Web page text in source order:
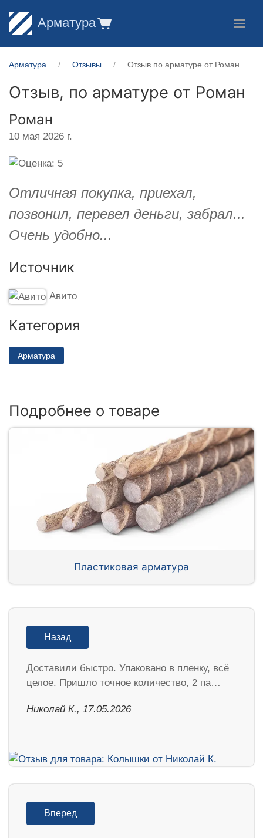
Арматура
Арматура Отзывы Отзыв по арматуре от Роман
Отзыв, по арматуре от Роман
Роман
10 мая 2026 г.
Отличная покупка, приехал,
позвонил, перевел деньги, забрал...
Очень удобно...
Источник
Авито
Категория
Арматура
Подробнее о товаре
Пластиковая арматура
Назад
Доставили быстро. Упаковано в пленку, всё
целое. Пришло точное количество, 2 па…
Николай К., 17.05.2026
Вперед